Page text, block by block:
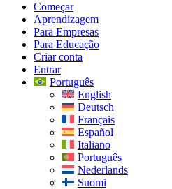
Começar
Aprendizagem
Para Empresas
Para Educação
Criar conta
Entrar
Português
English
Deutsch
Français
Español
Italiano
Português
Nederlands
Suomi